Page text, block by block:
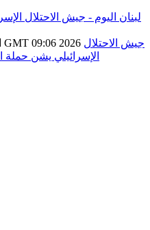
الإثنين ,26 كانون الثاني / يناير GMT 09:06 2026 جيش الاحتلال
الإسرائيلي يشن